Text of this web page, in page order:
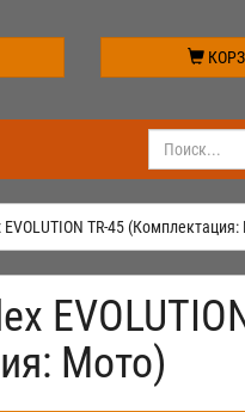
EVOLUTION TR-45
Мото)